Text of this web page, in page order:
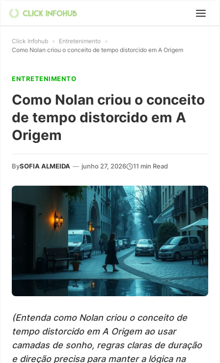
Click Infohub » Entretenimento »
Como Nolan criou o conceito de tempo distorcido em A Origem
ENTRETENIMENTO
Como Nolan criou o conceito
de tempo distorcido em A
Origem
BySOFIA ALMEIDA — junho 27, 2026 11 min Read
(Entenda como Nolan criou o conceito de
tempo distorcido em A Origem ao usar
camadas de sonho, regras claras de duração
e direção precisa para manter a lógica na